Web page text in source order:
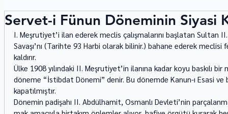
Servet-i Fünun Döneminin Siyasi
I. Meşrutiyet’i ilan ederek meclis çalışmalarını başlatan Sultan
Savaşı’nı (Tarihte 93 Harbi olarak bilinir.) bahane ederek
kaldırır.
Ülke 1908 yılındaki II. Meşrutiyet’in ilanına kadar koyu baskılı
döneme “İstibdat Döne­mi” denir. Bu dönemde Kanun-ı Esasi
kapatılmıştır.
Dönemin padişahı II. Abdülhamit, Osmanlı Devleti’nin